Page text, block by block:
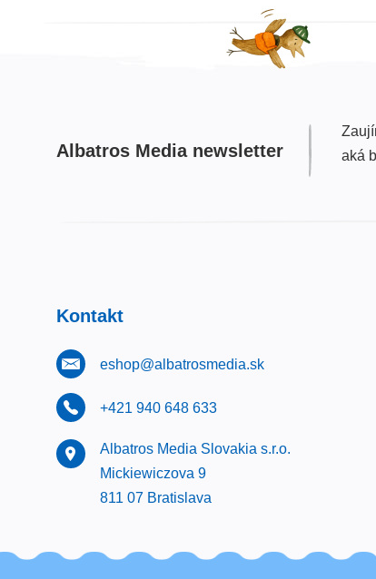
Albatros Media newsletter
aká
Kontakt
eshop@albatrosmedia.sk
+421 940 648 633
Albatros Media Slovakia s.r.o.
Mickiewiczova 9
811 07 Bratislava